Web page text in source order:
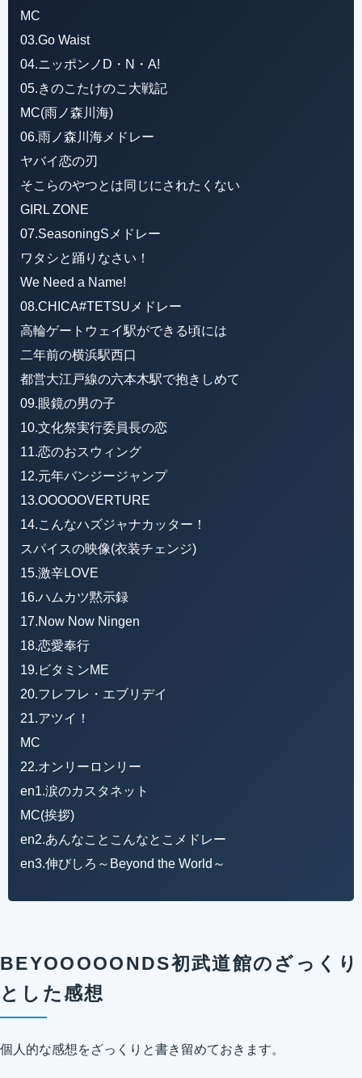
MC
03.Go Waist
04.ニッポンノD・N・A!
05.きのこたけのこ大戦記
MC(雨ノ森川海)
06.雨ノ森川海メドレー
ヤバイ恋の刃
そこらのやつとは同じにされたくない
GIRL ZONE
07.SeasoningSメドレー
ワタシと踊りなさい！
We Need a Name!
08.CHICA#TETSUメドレー
高輪ゲートウェイ駅ができる頃には
二年前の横浜駅西口
都営大江戸線の六本木駅で抱きしめて
09.眼鏡の男の子
10.文化祭実行委員長の恋
11.恋のおスウィング
12.元年バンジージャンプ
13.OOOOOVERTURE
14.こんなハズジャナカッター！
スパイスの映像(衣装チェンジ)
15.激辛LOVE
16.ハムカツ黙示録
17.Now Now Ningen
18.恋愛奉行
19.ビタミンME
20.フレフレ・エブリデイ
21.アツイ！
MC
22.オンリーロンリー
en1.涙のカスタネット
MC(挨拶)
en2.あんなことこんなとこメドレー
en3.伸びしろ～Beyond the World～
BEYOOOOONDS初武道館のざっくり
とした感想
個人的な感想をざっくりと書き留めておきます。